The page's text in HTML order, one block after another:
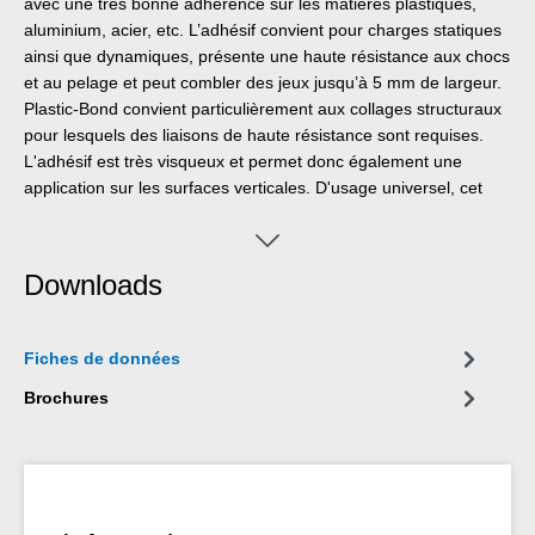
aluminium, acier, etc. L’adhésif convient pour charges statiques
ainsi que dynamiques, présente une haute résistance aux chocs
et au pelage et peut combler des jeux jusqu’à 5 mm de largeur.
Plastic-Bond convient particulièrement aux collages structuraux
pour lesquels des liaisons de haute résistance sont requises.
L'adhésif est très visqueux et permet donc également une
application sur les surfaces verticales. D'usage universel, cet
plastiques, construction métallique, carrosserie et construction
que dans l’aménagement de stands de foires et d’expositions.
Downloads
Fiches de données
Brochures